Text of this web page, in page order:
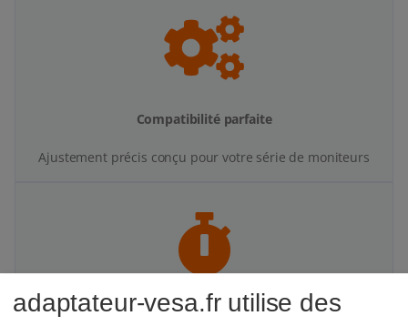
Compatibilité parfaite
Ajustement précis conçu pour votre série de moniteurs
Installation simple et rapide
adaptateur-vesa.fr utilise des